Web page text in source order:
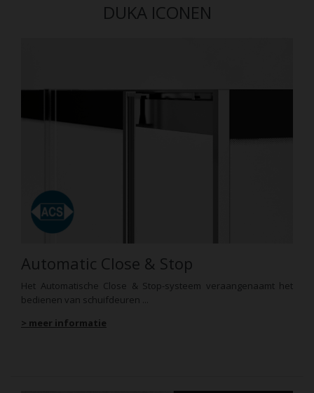
DUKA ICONEN
Automatic Close & Stop
Het Automatische Close & Stop-systeem veraangenaamt het
bedienen van schuifdeuren ...
> meer informatie